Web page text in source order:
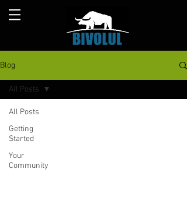
Blog
All Posts
Getting
Started
Your
Community
All Posts